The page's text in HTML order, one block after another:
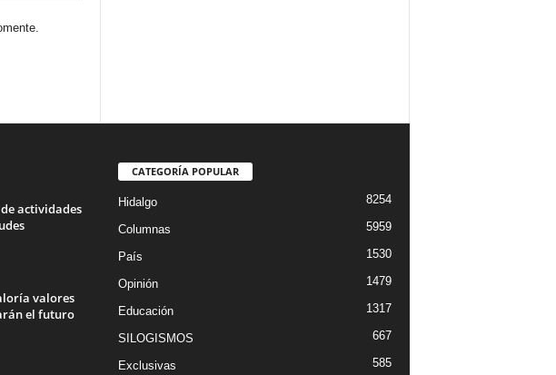
actividades
valores
el futuro
CATEGORÍA POPULAR
Hidalgo 8254
Columnas 5959
País 1530
Opinión 1479
Educación 1317
SILOGISMOS 667
Exclusivas 585